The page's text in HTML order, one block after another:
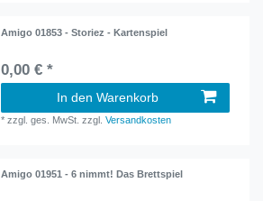
Amigo 01853 - Storiez - Kartenspiel
0,00 € *
In den Warenkorb
*zzgl. ges. MwSt. zzgl.Versandkosten
Amigo 01951 - 6 nimmt! Das Brettspiel